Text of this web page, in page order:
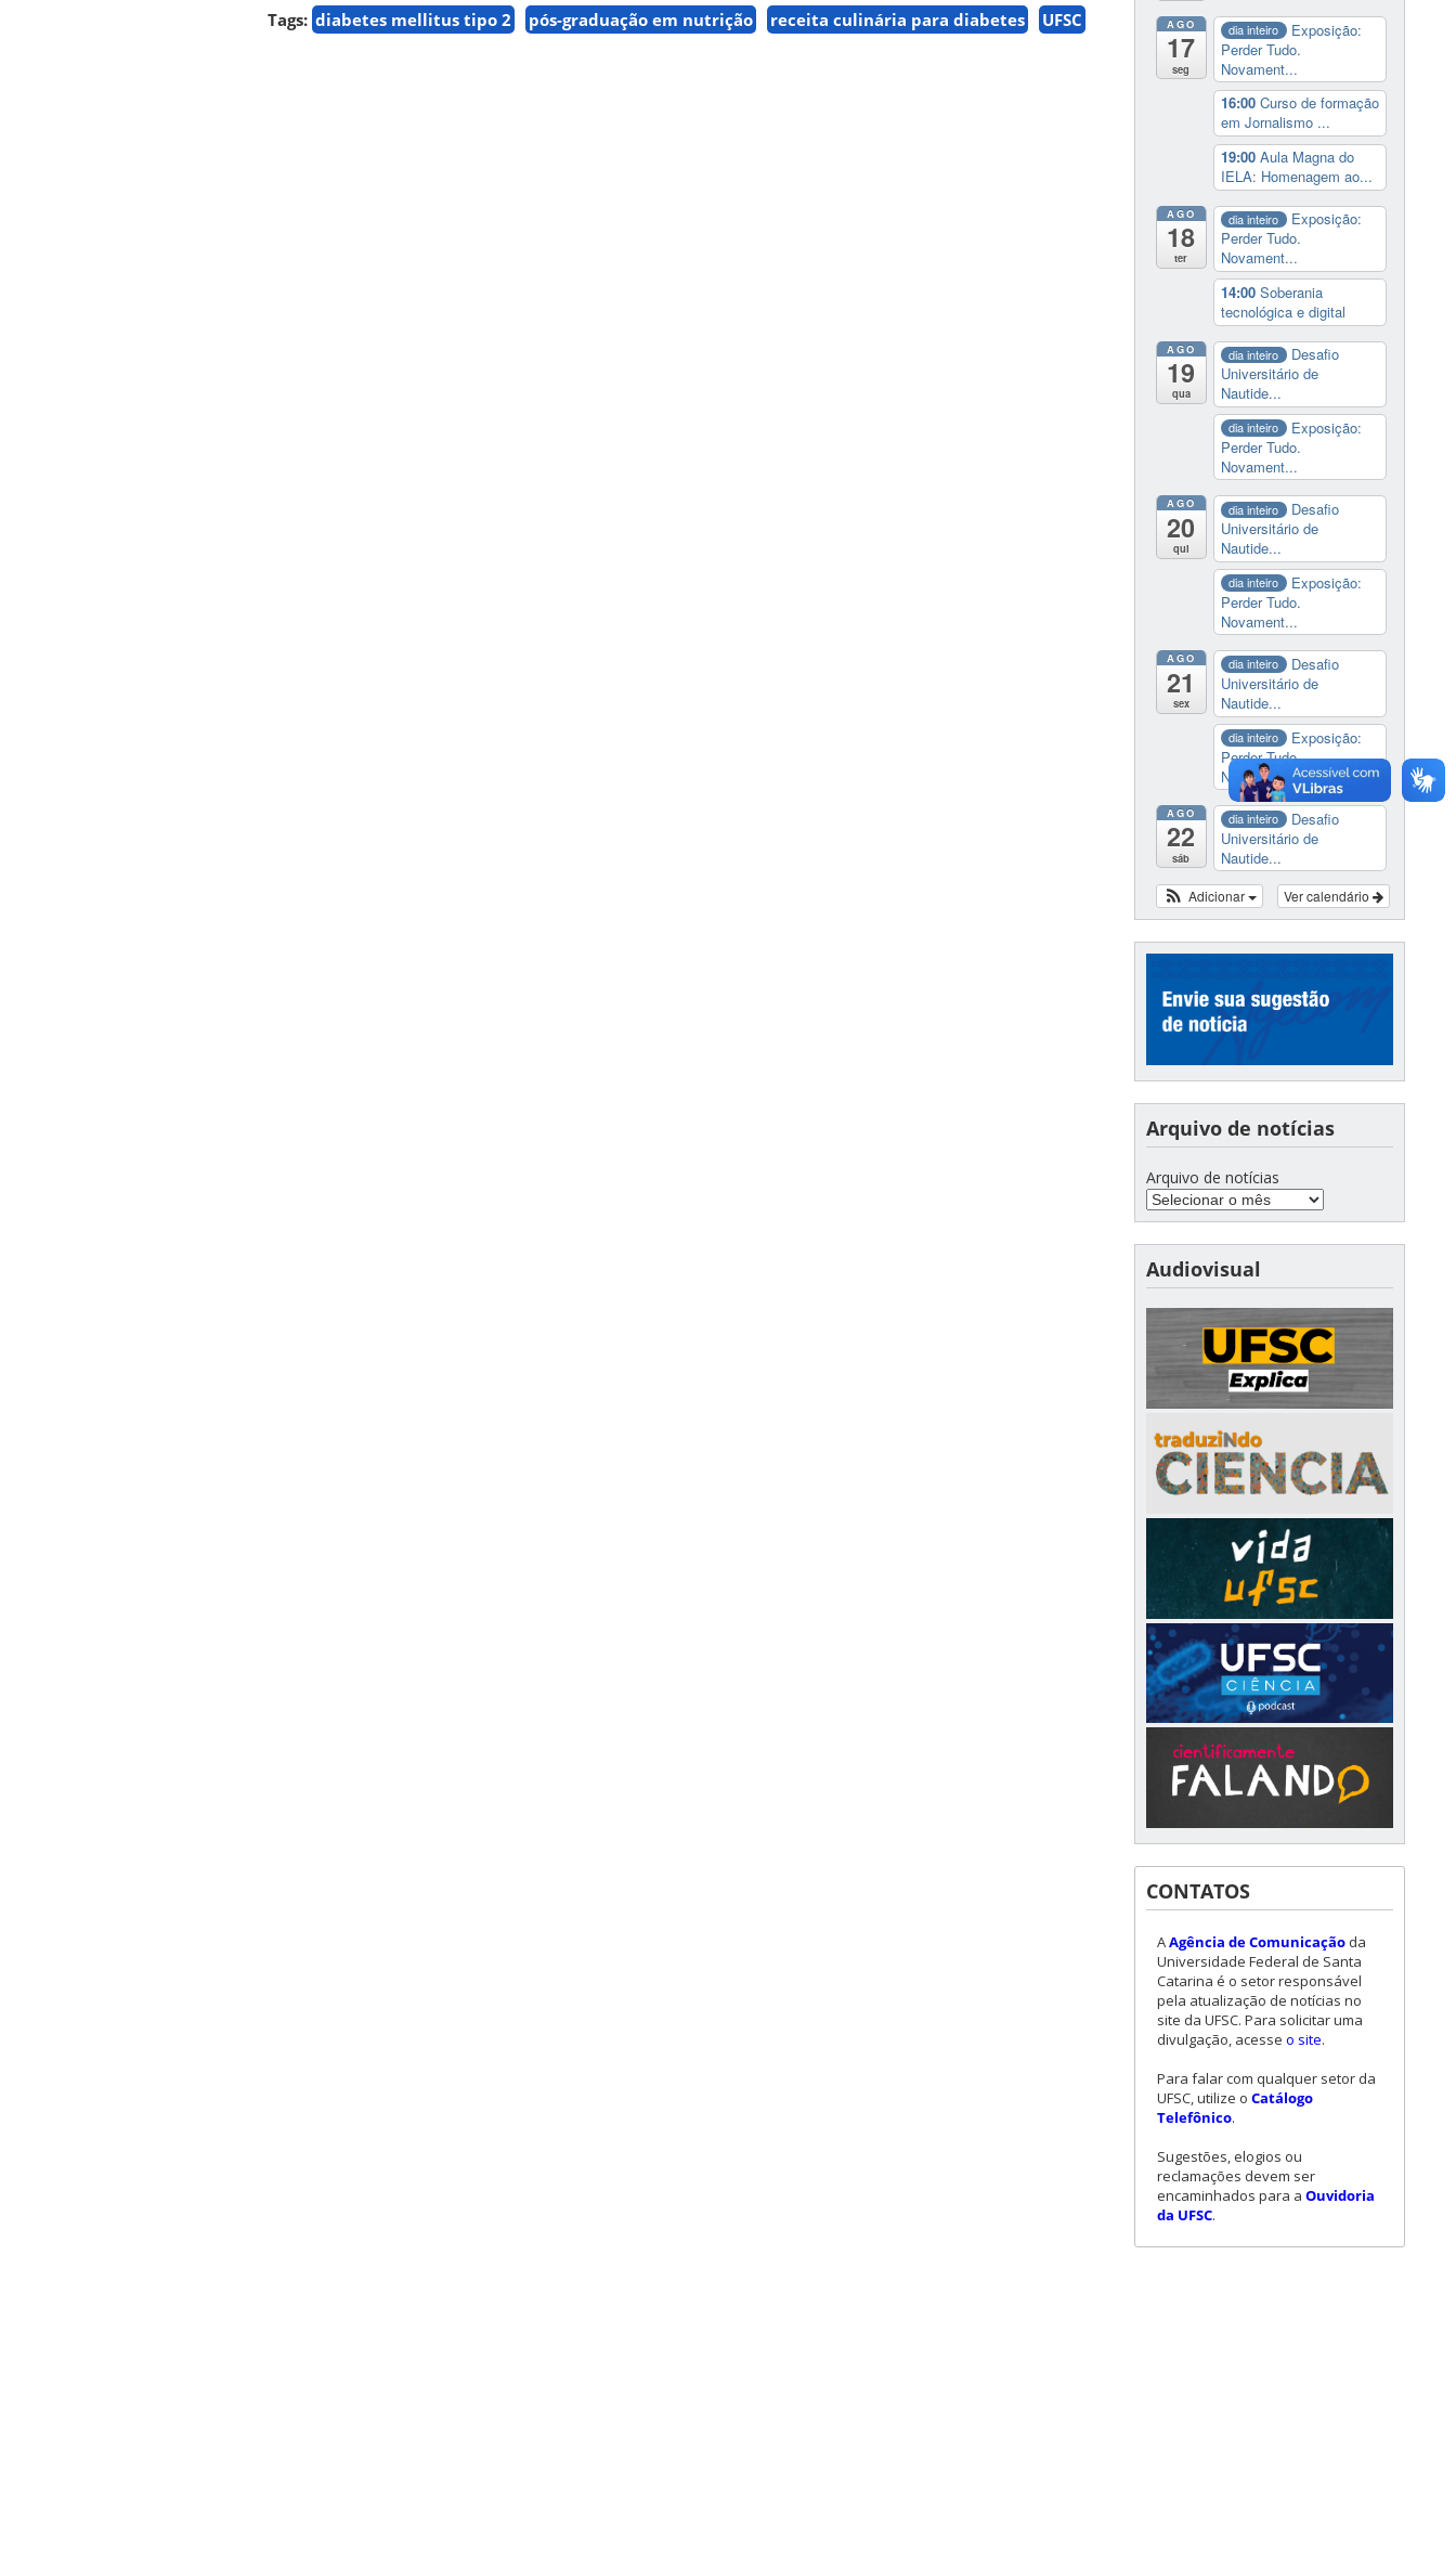
Tags: diabetes mellitus tipo 2 pós-graduação em nutrição receita culinária para diabetes UFSC AGO
17
seg
dia inteiro
Exposição:
Perder Tudo.
Novament...
16:00 Curso de formação
em Jornalismo ...
19:00 Aula Magna do
IELA: Homenagem ao...
AGO
18
ter
dia inteiro
Exposição:
Perder Tudo.
Novament...
14:00 Soberania
tecnológica e digital
AGO
19
qua
dia inteiro
Desafio
Universitário de
Nautide...
dia inteiro
Exposição:
Perder Tudo.
Novament...
AGO
20
qui
dia inteiro
Desafio
Universitário de
Nautide...
dia inteiro
Exposição:
Perder Tudo.
Novament...
AGO
21
sex
dia inteiro
Desafio
Universitário de
Nautide...
dia inteiro
Exposição:
Perder Tudo.
Novament...
AGO
22
sáb
dia inteiro
Desafio
Universitário de
Nautide...
Ver calendário
Adicionar
Arquivo de notícias
Arquivo de notícias
Audiovisual
CONTATOS
AAgência de Comunicação da
Universidade Federal de Santa
Catarina é o setor responsável
pela atualização de notícias no
site da UFSC. Para solicitar uma
divulgação, acesse o site.
Para falar com qualquer setor da
UFSC, utilize o Catálogo
Telefônico.
Sugestões, elogios ou
reclamações devem ser
encaminhados para a Ouvidoria
da UFSC.